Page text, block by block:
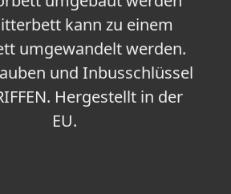
kann zu einem
umgewandelt werden.
und Inbusschlüssel
Hergestellt in der
EU.